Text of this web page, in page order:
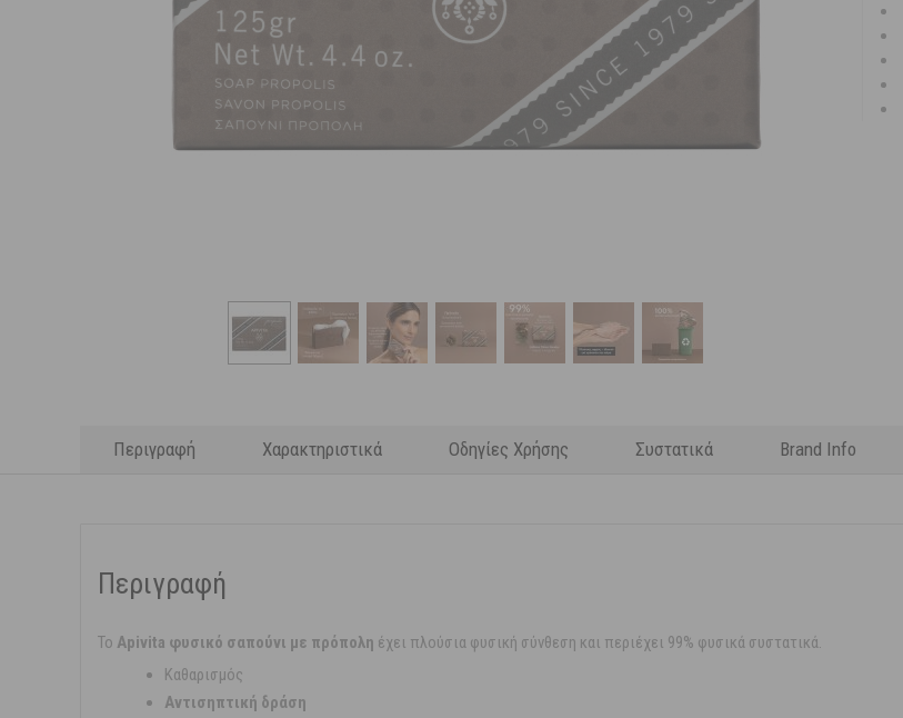
Περιγραφή Χαρακτηριστικά Οδηγίες Χρήσης Συστατικά Brand Info
Περιγραφή
Το Apivita φυσικό σαπούνι με πρόπολη έχει πλούσια φυσική σύνθεση και περιέχει 99% φυσικά συστατικά.
Kαθαρισμός
Αντισηπτική δράση